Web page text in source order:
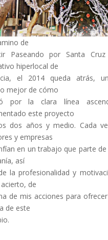
de
Paseando por Santa
hiperlocal de
el 2014 queda atrás,
mejor de cómo
por la clara línea
este proyecto
dos años y medio. Cada
y empresas
en un trabajo que parte
así
la profesionalidad y
de
de mis acciones para
de este